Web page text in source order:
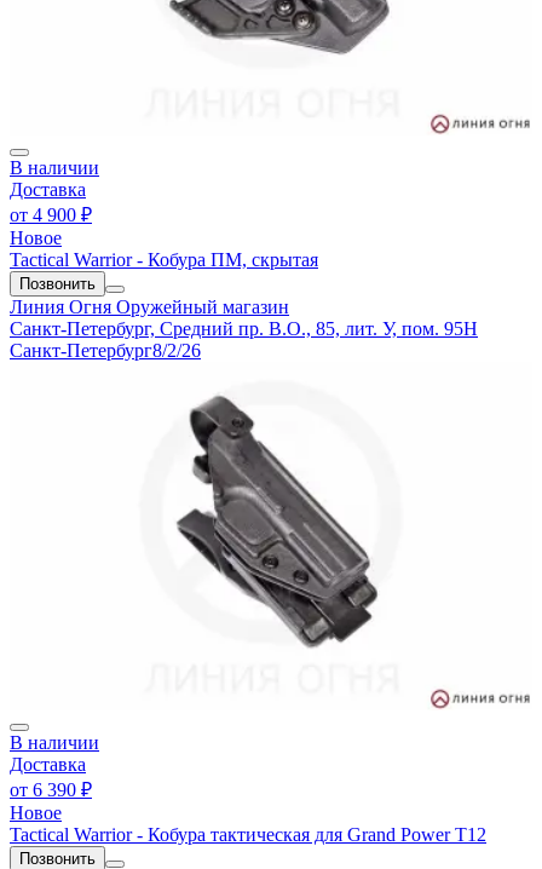
В наличии
Доставка
от 4 900 ₽
Новое
Tactical Warrior - Кобура ПМ, скрытая
Позвонить
Линия Огня Оружейный магазин
Санкт-Петербург, Средний пр. В.О., 85, лит. У, пом. 95Н
Санкт-Петербург8/2/26
В наличии
Доставка
от 6 390 ₽
Новое
Tactical Warrior - Кобура тактическая для Grand Power T12
Позвонить